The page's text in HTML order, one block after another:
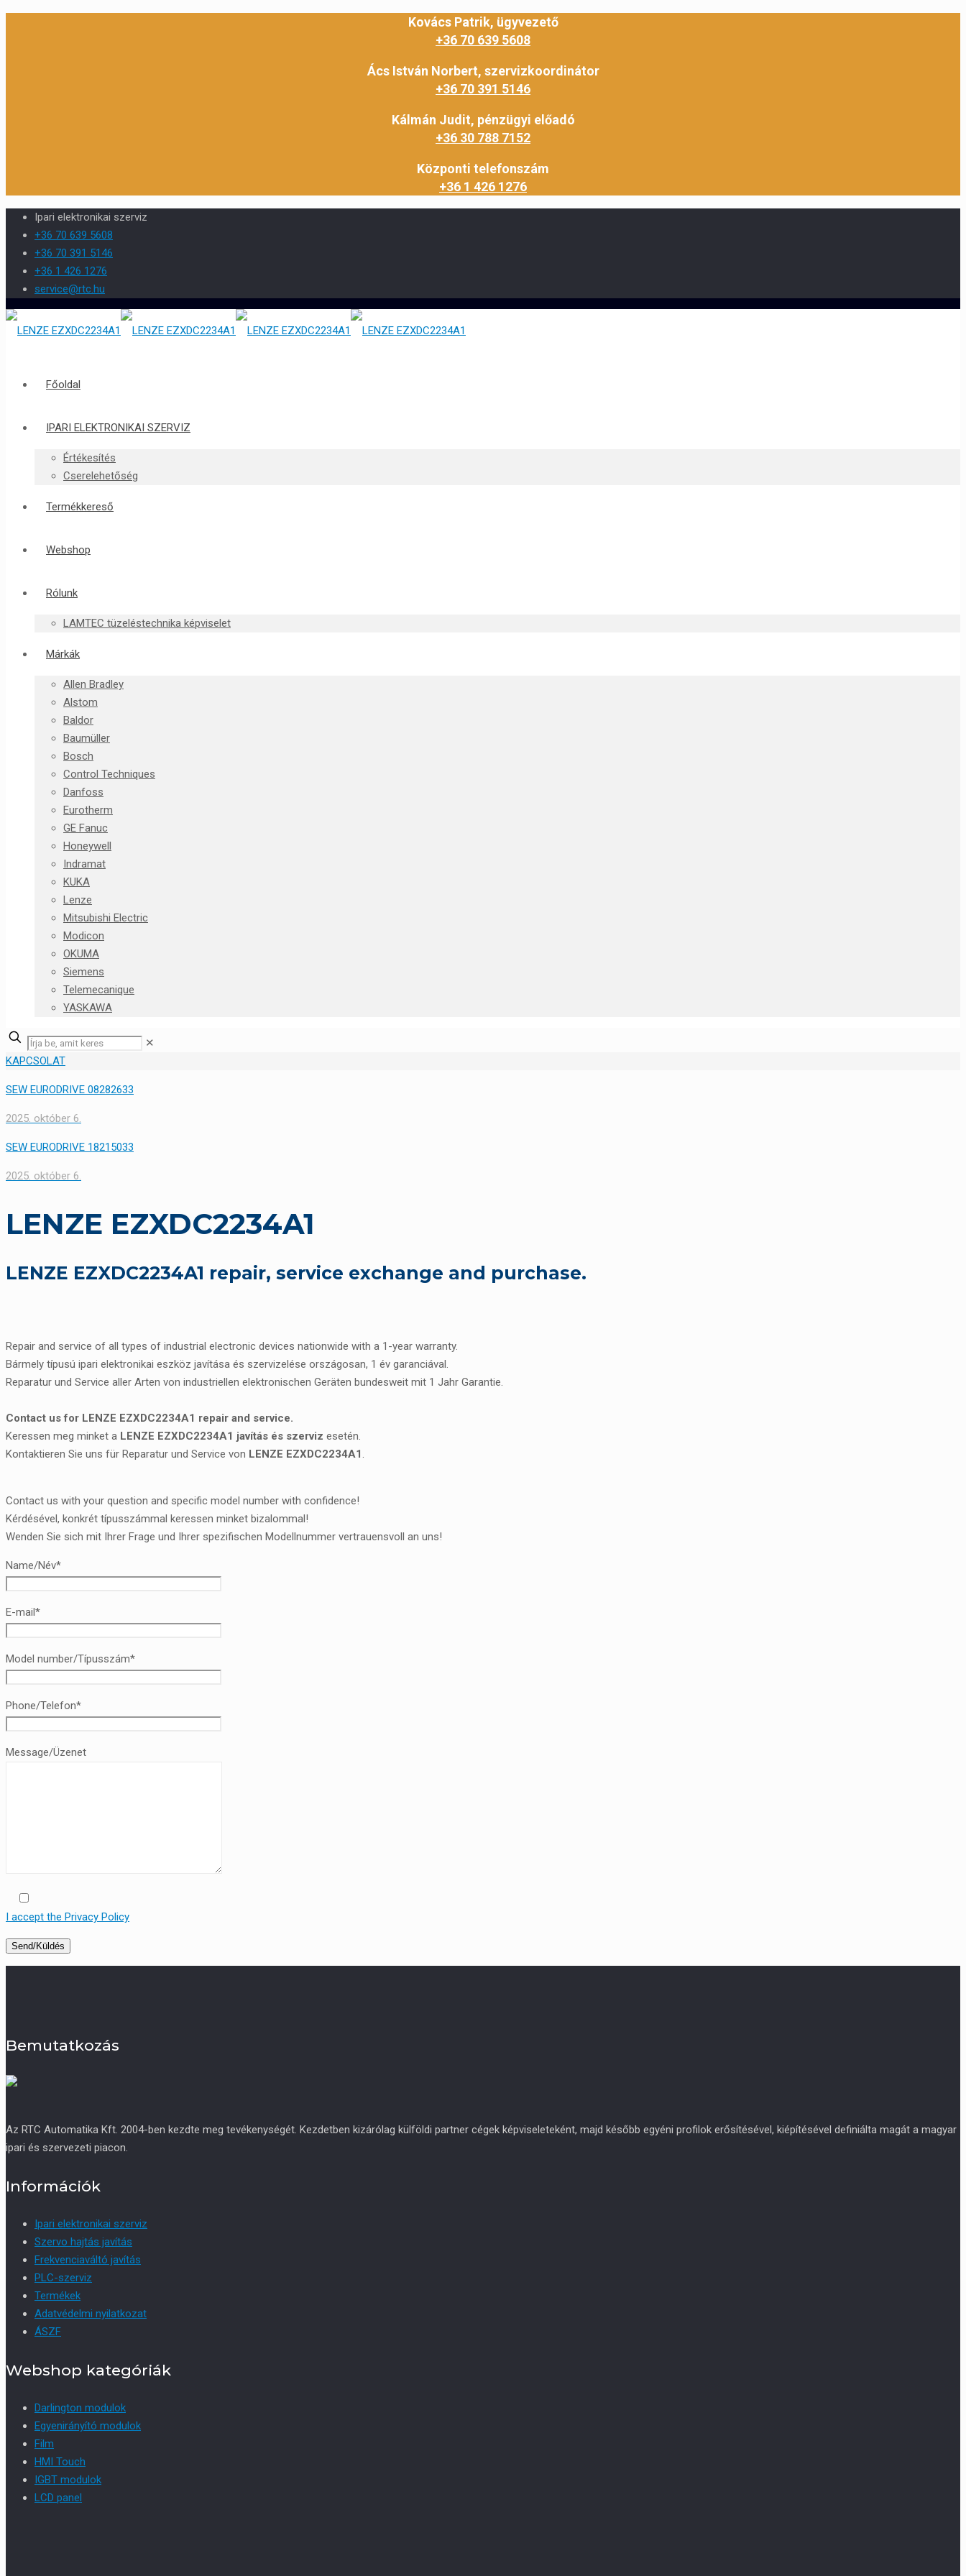
Kovács Patrik, ügyvezető
+36 70 639 5608
Ács István Norbert, szervizkoordinátor
+36 70 391 5146
Kálmán Judit, pénzügyi előadó
+36 30 788 7152
Központi telefonszám
+36 1 426 1276
Ipari elektronikai szerviz
+36 70 639 5608
+36 70 391 5146
+36 1 426 1276
service@rtc.hu
Főoldal
IPARI ELEKTRONIKAI SZERVIZ
Értékesítés
Cserelehetőség
Termékkereső
Webshop
Rólunk
LAMTEC tüzeléstechnika képviselet
Márkák
Allen Bradley
Alstom
Baldor
Baumüller
Bosch
Control Techniques
Danfoss
Eurotherm
GE Fanuc
Honeywell
Indramat
KUKA
Lenze
Mitsubishi Electric
Modicon
OKUMA
Siemens
Telemecanique
YASKAWA
✕
KAPCSOLAT
SEW EURODRIVE 08282633
2025. október 6.
SEW EURODRIVE 18215033
2025. október 6.
LENZE EZXDC2234A1
LENZE EZXDC2234A1 repair, service exchange and purchase.
Repair and service of all types of industrial electronic devices nationwide with a 1-year warranty.
Bármely típusú ipari elektronikai eszköz javítása és szervizelése országosan, 1 év garanciával.
Reparatur und Service aller Arten von industriellen elektronischen Geräten bundesweit mit 1 Jahr Garantie.
Contact us for LENZE EZXDC2234A1 repair and service.
Keressen meg minket a LENZE EZXDC2234A1 javítás és szerviz esetén.
Kontaktieren Sie uns für Reparatur und Service von LENZE EZXDC2234A1 .
Contact us with your question and specific model number with confidence!
Kérdésével, konkrét típusszámmal keressen minket bizalommal!
Wenden Sie sich mit Ihrer Frage und Ihrer spezifischen Modellnummer vertrauensvoll an uns!
Name/Név*
E-mail*
Model number/Típusszám*
Phone/Telefon*
Message/Üzenet
I accept the Privacy Policy
Bemutatkozás
Az RTC Automatika Kft. 2004-ben kezdte meg tevékenységét. Kezdetben kizárólag külföldi partner cégek képviseleteként, majd később egyéni profilok erősítésével, kiépítésével definiálta magát a magyar
ipari és szervezeti piacon.
Információk
Ipari elektronikai szerviz
Szervo hajtás javítás
Frekvenciaváltó javítás
PLC-szerviz
Termékek
Adatvédelmi nyilatkozat
ÁSZF
Webshop kategóriák
Darlington modulok
Egyenirányító modulok
Film
HMI Touch
IGBT modulok
LCD panel